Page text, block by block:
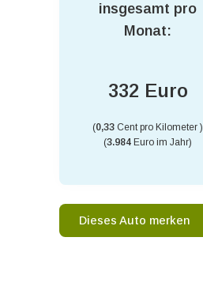
insgesamt pro
Monat:
332 Euro
(0,33 Cent pro Kilometer )
(3.984 Euro im Jahr)
Dieses Auto merken